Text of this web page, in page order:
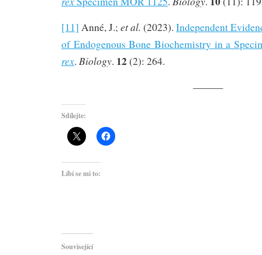
[11] Anné, J.;et al. (2023).Independent
of Endogenous Bone Biochemistry in a
rex. Biology. 12(2): 264.
———
Sdílejte:
Líbí se mi to:
Související